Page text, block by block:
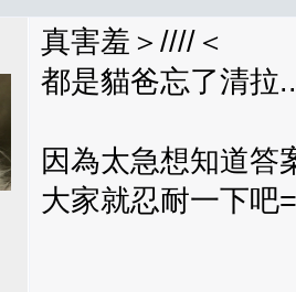
真害羞＞////＜
都是貓爸忘了清拉
因為太急想知道答
大家就忍耐一下吧